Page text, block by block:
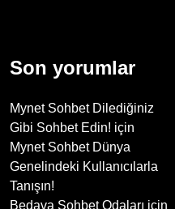
Son yorumlar
Mynet Sohbet Dilediğiniz
Gibi Sohbet Edin! için
Mynet Sohbet Dünya
Genelindeki Kullanıcılarla
Tanışın!
Bedava Sohbet Odaları için